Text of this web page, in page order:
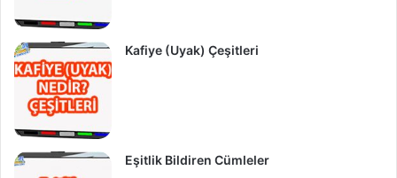
Kafiye (Uyak) Çeşitleri
Eşitlik Bildiren Cümleler